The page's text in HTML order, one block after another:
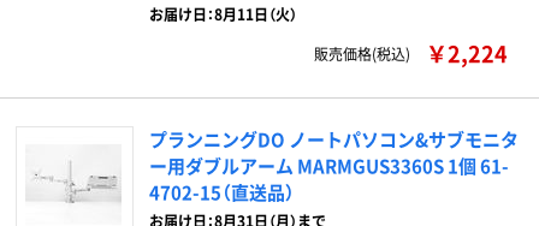
お届け日：8月11日（火）
販売価格(税込)
￥2,224
プランニングDO ノートパソコン&サブモニタ
ー用ダブルアーム MARMGUS3360S 1個 61-
4702-15（直送品）
お届け日：8月31日（月）まで